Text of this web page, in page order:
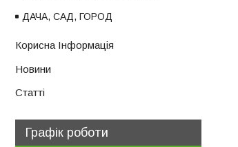
ДАЧА, САД, ГОРОД
Корисна Інформація
Новини
Статті
Графік роботи